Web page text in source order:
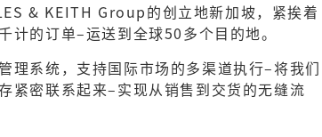
& KEITH Group的创立地新加坡，紧挨着
计的订单–运送到全球50多个目的地。
理系统，支持国际市场的多渠道执行–将我们
紧密联系起来–实现从销售到交货的无缝流